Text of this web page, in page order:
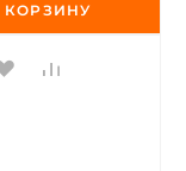
раз в 2
КОРЗИНУ